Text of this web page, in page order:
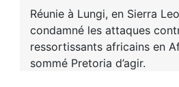
Réunie à Lungi, en Sierra
condamné les attaques
ressortissants africains en
sommé Pretoria d’agir.